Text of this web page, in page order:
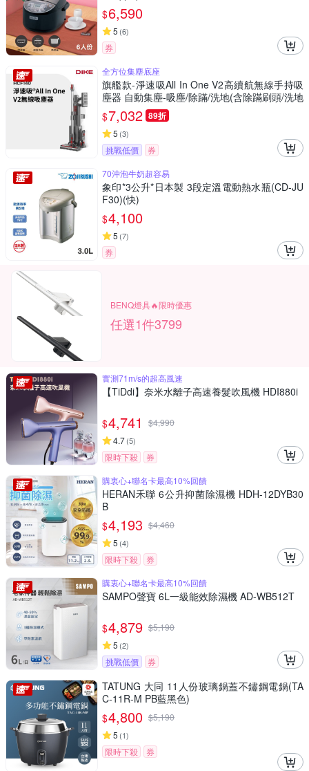
$6,590
5 (6)
券
全方位集塵底座
旗艦款-淨速吸All In One V2高續航無線手持吸
塵器 自動集塵-吸塵/除蹣/洗地(含除蹣刷頭/洗地
刷頭)
$7,032 89折
5 (3)
挑戰低價
券
70沖泡牛奶超容易
象印*3公升*日本製 3段定溫電動熱水瓶(CD-JU
F30)(快)
$4,100
5 (7)
券
BENQ燈具🔥限時優惠
任選1件3799
實測71m/s的超高風速
【TiDdi】奈米水離子高速養髮吹風機 HDI880i
$4,741 $4,990
4.7(5)
限時下殺
券
購衷心+聯名卡最高10%回饋
HERAN禾聯 6公升抑菌除濕機 HDH-12DYB30
B
$4,193 $4,460
5 (4)
限時下殺
券
購衷心+聯名卡最高10%回饋
SAMPO聲寶 6L一級能效除濕機 AD-WB512T
$4,879 $5,190
5 (2)
挑戰低價 券
TATUNG 大同 11人份玻璃鍋蓋不鏽鋼電鍋(TA
C-11R-M PB藍黑色)
$4,800 $5,190
5 (1)
限時下殺 券